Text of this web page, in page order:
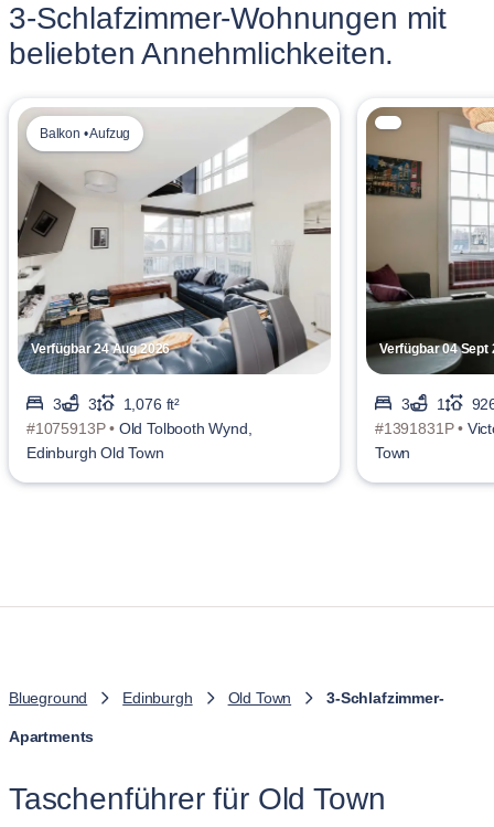
3-Schlafzimmer-Wohnungen mit
beliebten Annehmlichkeiten.
Verfügbar 24 Aug 2026
Balkon • Aufzug
3 3
1,076 ft²
#1075913P • Old Tolbooth Wynd,
Edinburgh Old Town
Verfügbar 04 Sept
3 1
#1391831P •
Town
Blueground Edinburgh Old Town 3-Schlafzimmer-
Apartments
Taschenführer für Old Town